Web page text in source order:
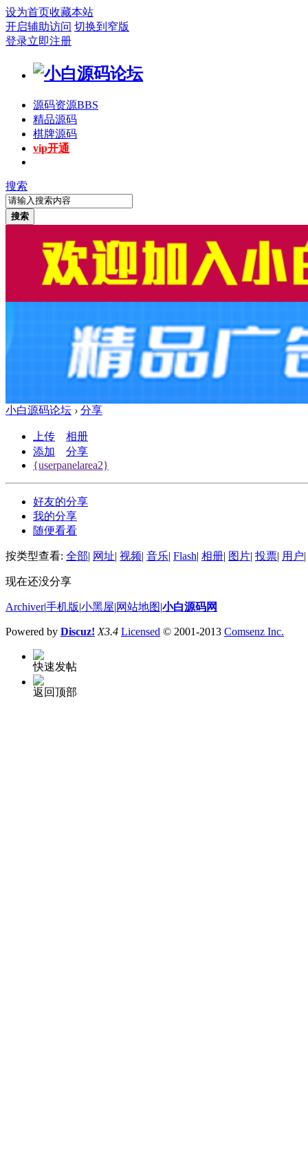
设为首页收藏本站
开启辅助访问 切换到窄版
登录立即注册
源码资源BBS
精品源码
棋牌源码
vip开通
搜索
搜索
小白源码论坛 › 分享
上传
相册
添加
分享
{userpanelarea2}
好友的分享
我的分享
随便看看
按类型查看: 全部 网址 视频 音乐 Flash 相册 图片 投票 用户
现在还没分享
Archiver|手机版 小黑屋 网站地图 小白源码网
Powered by Discuz! X3.4 Licensed © 2001-2013 Comsenz Inc.
快速发帖
返回顶部